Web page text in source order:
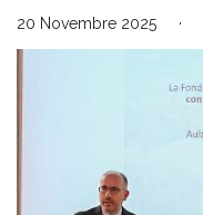
20 Novembre 2025